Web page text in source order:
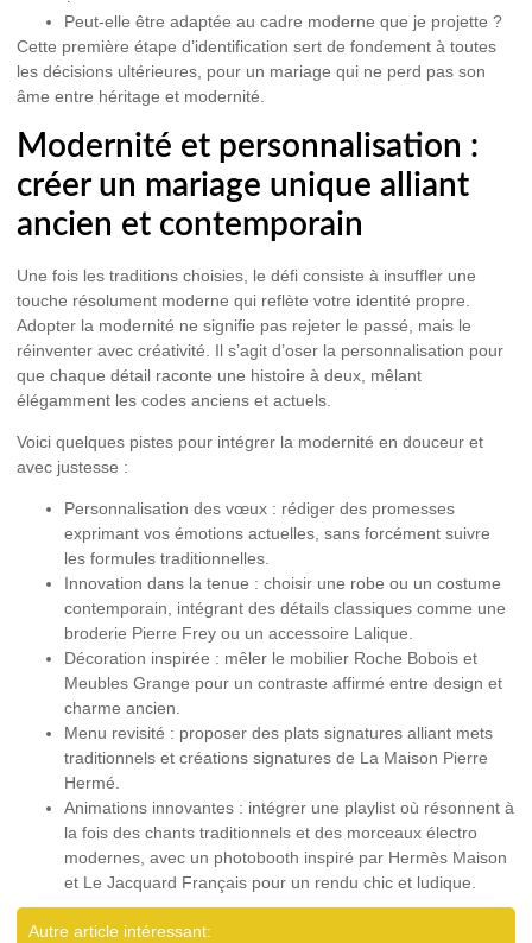
Peut-elle être adaptée au cadre moderne que je projette ?
Cette première étape d’identification sert de fondement à toutes
les décisions ultérieures, pour un mariage qui ne perd pas son
âme entre héritage et modernité.
Modernité et personnalisation :
créer un mariage unique alliant
ancien et contemporain
Une fois les traditions choisies, le défi consiste à insuffler une
touche résolument moderne qui reflète votre identité propre.
Adopter la modernité ne signifie pas rejeter le passé, mais le
réinventer avec créativité. Il s’agit d’oser la personnalisation pour
que chaque détail raconte une histoire à deux, mêlant
élégamment les codes anciens et actuels.
Voici quelques pistes pour intégrer la modernité en douceur et
avec justesse :
Personnalisation des vœux : rédiger des promesses
exprimant vos émotions actuelles, sans forcément suivre
les formules traditionnelles.
Innovation dans la tenue : choisir une robe ou un costume
contemporain, intégrant des détails classiques comme une
broderie Pierre Frey ou un accessoire Lalique.
Décoration inspirée : mêler le mobilier Roche Bobois et
Meubles Grange pour un contraste affirmé entre design et
charme ancien.
Menu revisité : proposer des plats signatures alliant mets
traditionnels et créations signatures de La Maison Pierre
Hermé.
Animations innovantes : intégrer une playlist où résonnent à
la fois des chants traditionnels et des morceaux électro
modernes, avec un photobooth inspiré par Hermès Maison
et Le Jacquard Français pour un rendu chic et ludique.
Autre article intéressant: